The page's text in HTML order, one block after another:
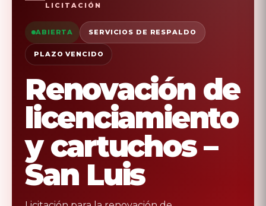
LICITACIÓN
ABIERTA SERVICIOS DE RESPALDO
PLAZO VENCIDO
Renovación de
licenciamiento
y cartuchos –
San Luis